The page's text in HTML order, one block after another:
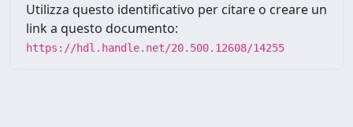
Utilizza questo identificativo per citare o creare un
link a questo documento:
https://hdl.handle.net/20.500.12608/14255